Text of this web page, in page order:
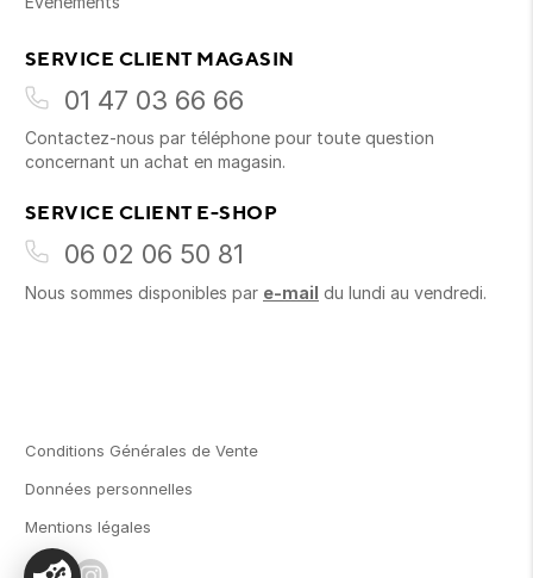
SERVICE CLIENT MAGASIN
01 47 03 66 66
Contactez-nous par téléphone pour toute question
concernant un achat en magasin.
SERVICE CLIENT E-SHOP
06 02 06 50 81
Nous sommes disponibles par e-mail du lundi au vendredi.
Conditions Générales de Vente
Données personnelles
Mentions légales